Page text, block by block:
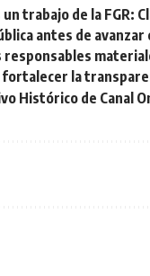
trabajo de la FGR:
antes de avanzar
la
Histórico de Canal